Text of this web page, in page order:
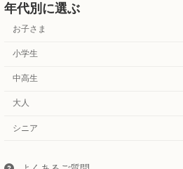
年代別に選ぶ
お子さま
小学生
中高生
大人
シニア